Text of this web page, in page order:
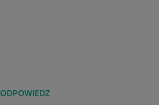
ODPOWIEDZ